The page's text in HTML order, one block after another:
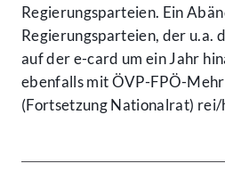
Regierungsparteien. Ein
Regierungsparteien, der u.a.
auf der e-card um ein Jahr
ebenfalls mit ÖVP-FPÖ-
(Fortsetzung Nationalrat)